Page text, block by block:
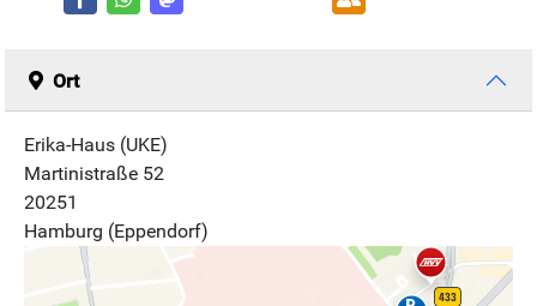
Ort
Erika-Haus (UKE)
Martinistraße 52
20251
Hamburg (Eppendorf)